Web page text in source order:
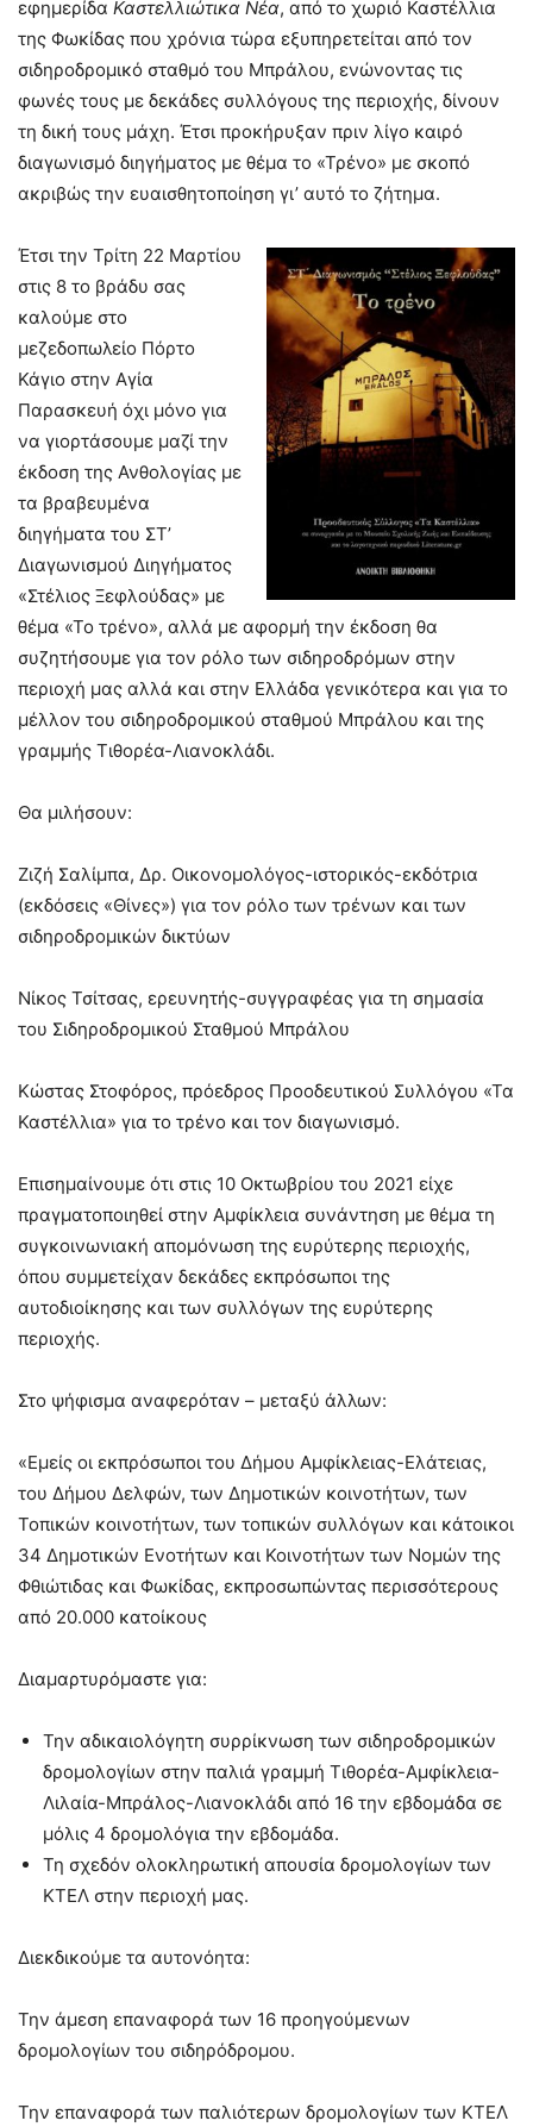
εφημερίδα Καστελλιώτικα Νέα, από το χωριό Καστέλλια
της Φωκίδας που χρόνια τώρα εξυπηρετείται από τον
σιδηροδρομικό σταθμό του Μπράλου, ενώνοντας τις
φωνές τους με δεκάδες συλλόγους της περιοχής, δίνουν
τη δική τους μάχη. Έτσι προκήρυξαν πριν λίγο καιρό
διαγωνισμό διηγήματος με θέμα το «Τρένο» με σκοπό
ακριβώς την ευαισθητοποίηση γι’ αυτό το ζήτημα.
Έτσι την Τρίτη 22 Μαρτίου
στις 8 το βράδυ σας
καλούμε στο
μεζεδοπωλείο Πόρτο
Κάγιο στην Αγία
Παρασκευή όχι μόνο για
να γιορτάσουμε μαζί την
έκδοση της Ανθολογίας με
τα βραβευμένα
διηγήματα του ΣΤ’
Διαγωνισμού Διηγήματος
«Στέλιος Ξεφλούδας» με
θέμα «Το τρένο», αλλά με αφορμή την έκδοση θα
συζητήσουμε για τον ρόλο των σιδηροδρόμων στην
περιοχή μας αλλά και στην Ελλάδα γενικότερα και για το
μέλλον του σιδηροδρομικού σταθμού Μπράλου και της
γραμμής Τιθορέα-Λιανοκλάδι.
Θα μιλήσουν:
Ζιζή Σαλίμπα, Δρ. Οικονομολόγος-ιστορικός-εκδότρια
(εκδόσεις «Θίνες») για τον ρόλο των τρένων και των
σιδηροδρομικών δικτύων
Νίκος Τσίτσας, ερευνητής-συγγραφέας για τη σημασία
του Σιδηροδρομικού Σταθμού Μπράλου
Κώστας Στοφόρος, πρόεδρος Προοδευτικού Συλλόγου «Τα
Καστέλλια» για το τρένο και τον διαγωνισμό.
Επισημαίνουμε ότι στις 10 Οκτωβρίου του 2021 είχε
πραγματοποιηθεί στην Αμφίκλεια συνάντηση με θέμα τη
συγκοινωνιακή απομόνωση της ευρύτερης περιοχής,
όπου συμμετείχαν δεκάδες εκπρόσωποι της
αυτοδιοίκησης και των συλλόγων της ευρύτερης
περιοχής.
Στο ψήφισμα αναφερόταν – μεταξύ άλλων:
«Εμείς οι εκπρόσωποι του Δήμου Αμφίκλειας-Ελάτειας,
του Δήμου Δελφών, των Δημοτικών κοινοτήτων, των
Τοπικών κοινοτήτων, των τοπικών συλλόγων και κάτοικοι
34 Δημοτικών Ενοτήτων και Κοινοτήτων των Νομών της
Φθιώτιδας και Φωκίδας, εκπροσωπώντας περισσότερους
από 20.000 κατοίκους
Διαμαρτυρόμαστε για:
Την αδικαιολόγητη συρρίκνωση των σιδηροδρομικών
δρομολογίων στην παλιά γραμμή Τιθορέα-Αμφίκλεια-
Λιλαία-Μπράλος-Λιανοκλάδι από 16 την εβδομάδα σε
μόλις 4 δρομολόγια την εβδομάδα.
Τη σχεδόν ολοκληρωτική απουσία δρομολογίων των
ΚΤΕΛ στην περιοχή μας.
Διεκδικούμε τα αυτονόητα:
Την άμεση επαναφορά των 16 προηγούμενων
δρομολογίων του σιδηρόδρομου.
Την επαναφορά των παλιότερων δρομολογίων των ΚΤΕΛ